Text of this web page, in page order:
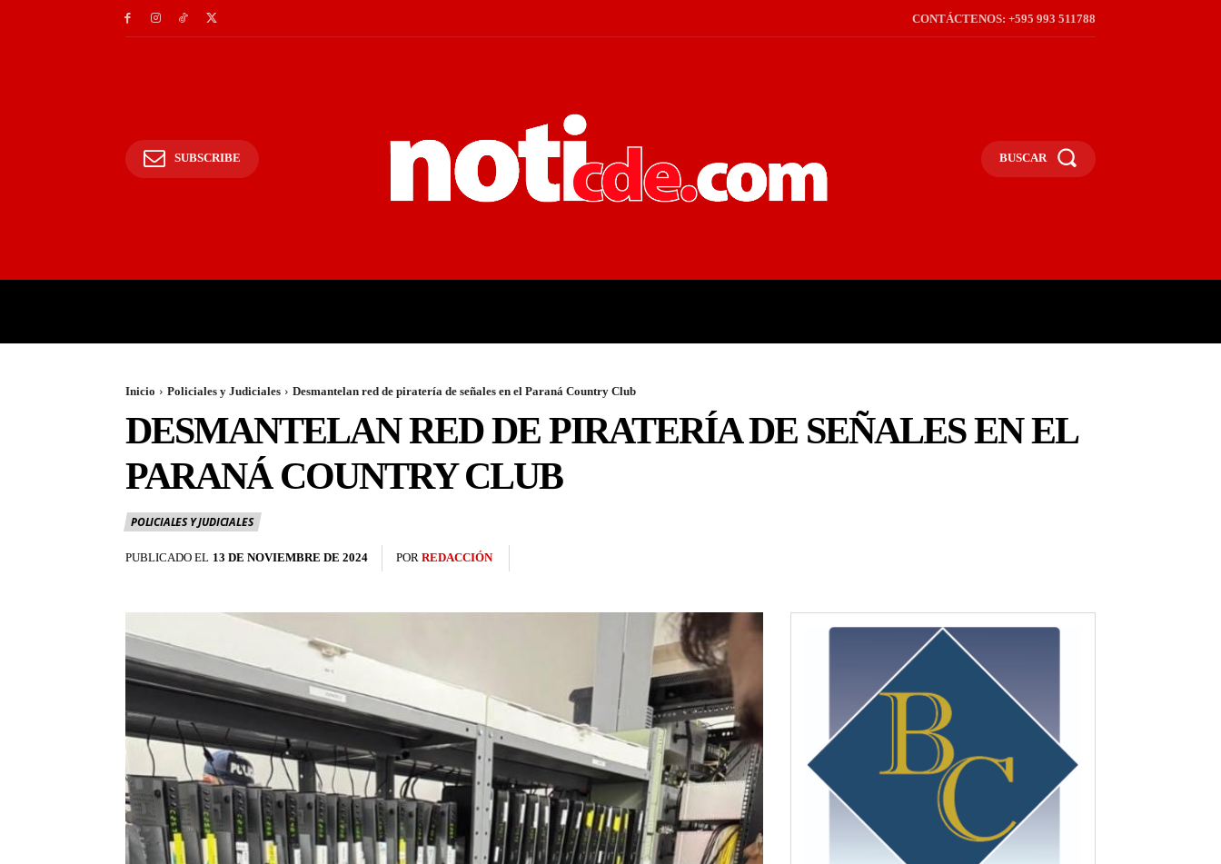
CONTÁCTENOS: +595 993 511788
SUBSCRIBE BUSCAR
Inicio Policiales y Judiciales Desmantelan red de piratería de señales en el Paraná Country Club
DESMANTELAN RED DE PIRATERÍA DE SEÑALES EN EL
PARANÁ COUNTRY CLUB
POLICIALES Y JUDICIALES
PUBLICADO EL 13 DE NOVIEMBRE DE 2024 POR REDACCIÓN